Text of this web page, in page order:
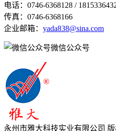
电话：0746-6368128 /
传真：0746-6368166
企业邮箱： yada838@sina.com
微信公众号
永州市雅大科技实业有限公司 版